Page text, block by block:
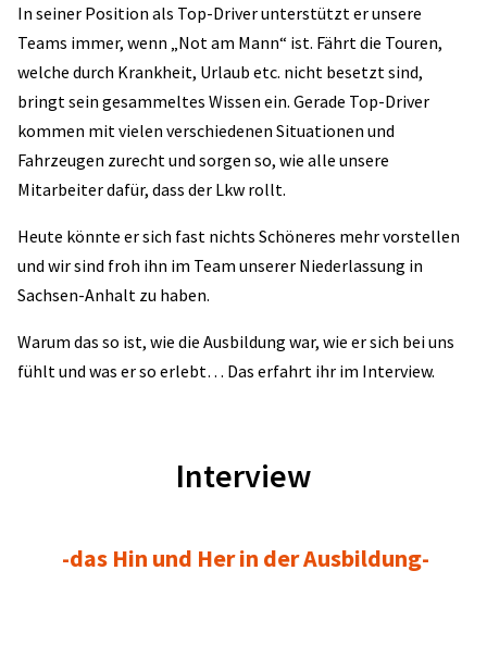
In seiner Position als Top-Driver unterstützt er unsere
Teams immer, wenn „Not am Mann“ ist. Fährt die Touren,
welche durch Krankheit, Urlaub etc. nicht besetzt sind,
bringt sein gesammeltes Wissen ein. Gerade Top-Driver
kommen mit vielen verschiedenen Situationen und
Fahrzeugen zurecht und sorgen so, wie alle unsere
Mitarbeiter dafür, dass der Lkw rollt.
Heute könnte er sich fast nichts Schöneres mehr vorstellen
und wir sind froh ihn im Team unserer Niederlassung in
Sachsen-Anhalt zu haben.
Warum das so ist, wie die Ausbildung war, wie er sich bei uns
fühlt und was er so erlebt… Das erfahrt ihr im Interview.
Interview
-das Hin und Her in der Ausbildung-